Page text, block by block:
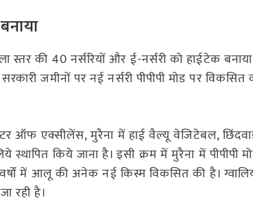
स्तर की 40 नर्सरियों और ई-नर्सरी को हाईटेक
जमीनों पर नई नर्सरी पीपीपी मोड पर
ऑफ एक्सीलेंस, मुरैना में हाई वैल्यू वेजिटेबल,
किये जाना है। इसी क्रम में मुरैना में पीपीपी
में आलू की अनेक नई किस्म विकसित की है।
रही है।